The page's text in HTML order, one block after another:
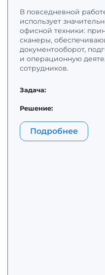
В повседневной
использует
офисной техники:
сканеры,
документооборот,
и операционную
сотрудников.
Задача:
Решение:
Подробнее